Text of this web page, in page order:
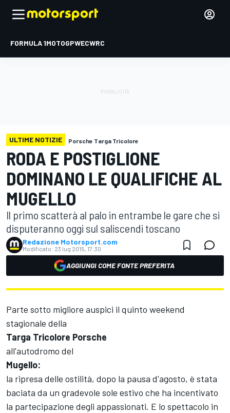
FORMULA 1MOTOGPWECWRC
ULTIME NOTIZIE Porsche Targa Tricolore
RODA E POSTIGLIONE
DOMINANO LE QUALIFICHE AL
MUGELLO
Il primo scatterà al palo in entrambe le gare che si
disputeranno oggi sul saliscendi toscano
Redazione Motorsport.com
Modificato: 23 lug 2015, 17:30
AGGIUNGI COME FONTE PREFERITA
Parte sotto migliore auspici il quinto weekend
stagionale della
Targa Tricolore Porsche
all'autodromo del
Mugello:
la ripresa delle ostilità, dopo la pausa d'agosto, è stata
baciata da un gradevole sole estivo che ha incentivato
la partecipazione degli appassionati. E lo spettacolo in